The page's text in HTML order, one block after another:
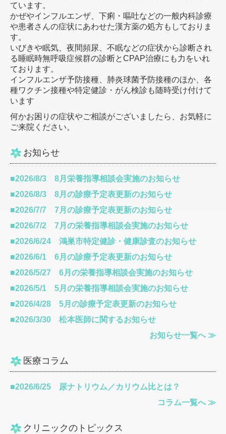
ています。
かぜやインフルエンザ、下痢・嘔吐などの一般内科診療
や患者さんの症状にあわせた漢方薬の処方もしておりま
す。
いびきや眠気、夜間頻尿、不眠などの症状から診断され
る睡眠時無呼吸症候群の診断とCPAP治療にも力をいれ
ております。
インフルエンザ予防接種、肺炎球菌予防接種のほか、各
種ワクチン接種や特定健診・がん検診も随時受け付けて
います
何かお困りの症状やご相談がございましたら、お気軽に
ご来院ください。
お知らせ
■2026/8/3 8月栄養指導相談会実施のお知らせ
■2026/8/3 8月の診療予定表更新のお知らせ
■2026/7/7 7月の診療予定表更新のお知らせ
■2026/7/2 7月の栄養指導相談会実施のお知らせ
■2026/6/24 鴻巣市特定健診・健康診査のお知らせ
■2026/6/1 6月の診療予定表更新のお知らせ
■2026/5/27 6月の栄養指導相談会実施のお知らせ
■2026/5/1 5月の栄養指導相談会実施のお知らせ
■2026/4/28 5月の診療予定表更新のお知らせ
■2026/3/30 松本医師に関するお知らせ
お知らせ一覧へ ≫
医療コラム
■2026/6/25 尿ナトリウム／カリウム比とは？
コラム一覧へ ≫
クリニックのトピックス